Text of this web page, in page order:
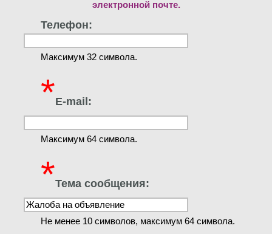
электронной почте.
Телефон:
Максимум 32 символа.
*E-mail:
Максимум 64 символа.
*Тема сообщения:
Не менее 10 символов, максимум 64 символа.